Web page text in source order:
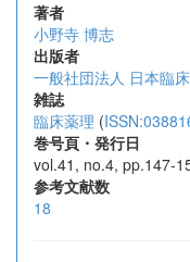
著者
小野寺 博志
出版者
一般社団法人 日本臨
雑誌
臨床薬理 (
巻号頁・発行日
vol.41, no.4, pp.147-
参考文献数
18